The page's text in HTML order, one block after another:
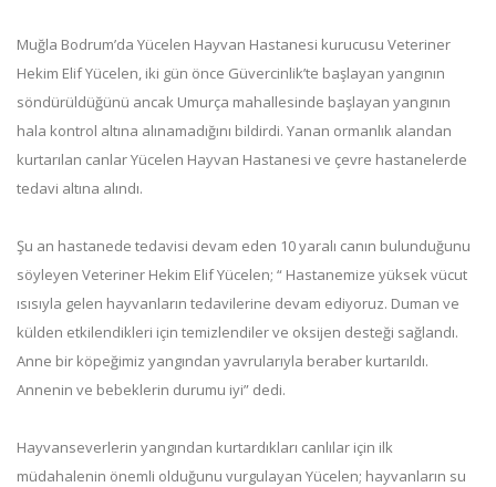
Muğla Bodrum’da Yücelen Hayvan Hastanesi kurucusu Veteriner
Hekim Elif Yücelen, iki gün önce Güvercinlik’te başlayan yangının
söndürüldüğünü ancak Umurça mahallesinde başlayan yangının
hala kontrol altına alınamadığını bildirdi. Yanan ormanlık alandan
kurtarılan canlar Yücelen Hayvan Hastanesi ve çevre hastanelerde
tedavi altına alındı.
Şu an hastanede tedavisi devam eden 10 yaralı canın bulunduğunu
söyleyen Veteriner Hekim Elif Yücelen; “ Hastanemize yüksek vücut
ısısıyla gelen hayvanların tedavilerine devam ediyoruz. Duman ve
külden etkilendikleri için temizlendiler ve oksijen desteği sağlandı.
Anne bir köpeğimiz yangından yavrularıyla beraber kurtarıldı.
Annenin ve bebeklerin durumu iyi” dedi.
Hayvanseverlerin yangından kurtardıkları canlılar için ilk
müdahalenin önemli olduğunu vurgulayan Yücelen; hayvanların su